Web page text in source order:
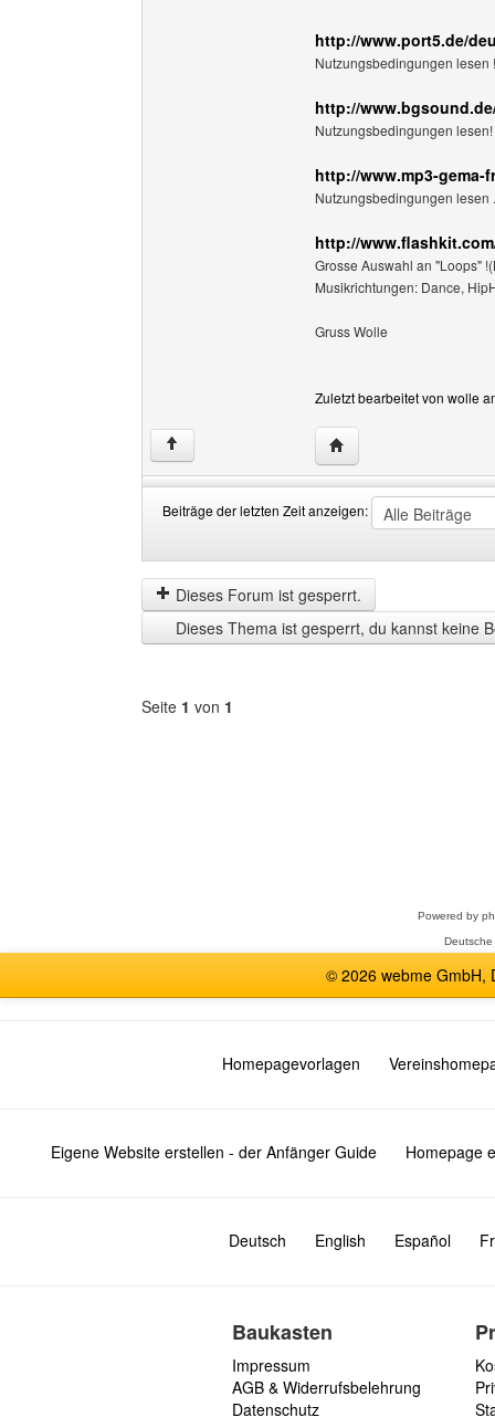
http://www.port5.de/
Nutzungsbedingungen lesen
http://
Nutzungsbedingungen
http://www.mp3-gema-
Nutzungsbedingungen lesen
http://
Grosse Auswahl an "Loops"
Musikrichtungen: Dance,
Gruss Wolle
Zuletzt bearbeitet von wolle
↑ Website dieses
Beiträge der letzten Zeit anzeigen:
der
letzten
Zeit
anzeigen
by
Dieses Forum ist gesperrt.
Dieses Thema ist gesperrt, du kannst keine
Seite 1 von 1
Powered by
© 2026 webme GmbH,
Homepagevorlagen
Eigene Website erstellen - der Anfänger Guide Homepage
Deutsch English Español
Baukasten
Impressum
AGB & Widerrufsbelehrung
Datenschutz